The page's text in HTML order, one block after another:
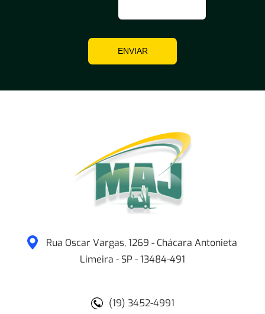
ENVIAR
Rua Oscar Vargas, 1269 - Chácara Antonieta
Limeira - SP -13484-491
(19) 3452-4991